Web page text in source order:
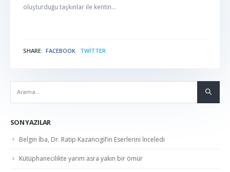
oluşturduğu taşkınlar ile kentin...
SHARE: FACEBOOK TWITTER
SON YAZILAR
Belgin İba, Dr. Ratip Kazancıgil’in Eserlerini İnceledi
Kütüphanecilikte yarım asra yakın bir ömür